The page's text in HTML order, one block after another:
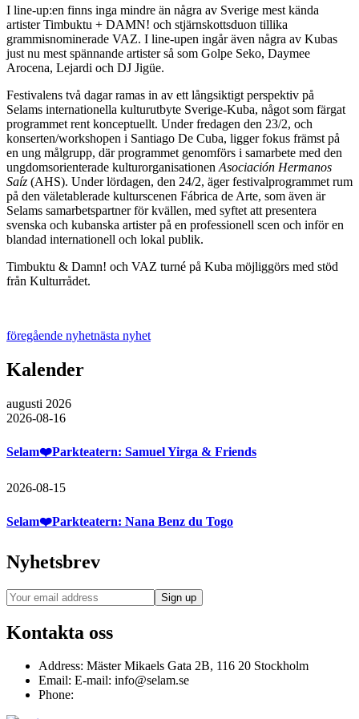
I line-up:en finns inga mindre än några av Sverige mest kända
artister Timbuktu + DAMN! och stjärnskottsduon tillika
grammisnominerade VAZ. I line-upen ingår även några av Kubas
just nu mest spännande artister så som Golpe Seko, Daymee
Arocena, Lejardi och DJ Jigüe.
Festivalens två dagar ramas in av ett långsiktigt perspektiv på
Selams internationella kulturutbyte Sverige-Kuba, något som färgat
programmet rent konceptuellt. Under fredagen den 23/2, och
konserten/workshopen i Santiago De Cuba, ligger fokus främst på
en ung målgrupp, där programmet genomförs i samarbete med den
ungdomsorienterade kulturorganisationen Asociación Hermanos
Saíz (AHS). Under lördagen, den 24/2, äger festivalprogrammet rum
på den väletablerade kulturscenen Fábrica de Arte, som även är
Selams samarbetspartner för kvällen, med syftet att presentera
svenska och kubanska artister på en professionell scen och inför en
blandad internationell och lokal publik.
Timbuktu & Damn! och VAZ turné på Kuba möjliggörs med stöd
från Kulturrådet.
föregående nyhetnästa nyhet
Kalender
augusti 2026
2026-08-16
Selam❤️Parkteatern: Samuel Yirga & Friends
2026-08-15
Selam❤️Parkteatern: Nana Benz du Togo
Nyhetsbrev
Kontakta oss
Address: Mäster Mikaels Gata 2B, 116 20 Stockholm
Email: E-mail: info@selam.se
Phone: